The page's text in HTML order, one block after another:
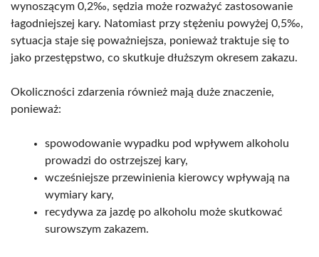
wynoszącym 0,2‰, sędzia może rozważyć zastosowanie
łagodniejszej kary. Natomiast przy stężeniu powyżej 0,5‰,
sytuacja staje się poważniejsza, ponieważ traktuje się to
jako przestępstwo, co skutkuje dłuższym okresem zakazu.
Okoliczności zdarzenia również mają duże znaczenie,
ponieważ:
spowodowanie wypadku pod wpływem alkoholu
prowadzi do ostrzejszej kary,
wcześniejsze przewinienia kierowcy wpływają na
wymiary kary,
recydywa za jazdę po alkoholu może skutkować
surowszym zakazem.